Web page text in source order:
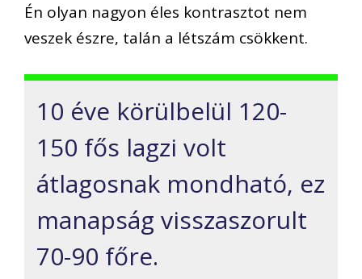
Én olyan nagyon éles kontrasztot nem
veszek észre, talán a létszám csökkent.
10 éve körülbelül 120-
150 fős lagzi volt
átlagosnak mondható, ez
manapság visszaszorult
70-90 főre.